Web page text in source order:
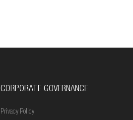
CORPORATE GOVERNANCE
Privacy Policy